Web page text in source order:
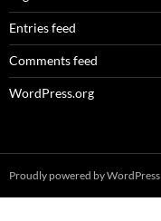
Entries feed
Comments feed
WordPress.org
Proudly powered by WordPress